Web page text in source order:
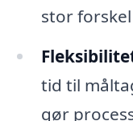
stor
tid til
gør